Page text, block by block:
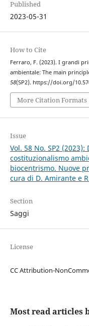
Published
2023-05-31
How to Cite
Ferraro, F. (2023). I grandi
ambientale: The main
58(SP2). https://doi.org/
More Citation Formats
Issue
Vol. 58 No. SP2 (2023):
costituzionalismo
biocentrismo. Nuove
cura di D. Amirante e
Section
Saggi
License
CC Attribution-
Most read articles